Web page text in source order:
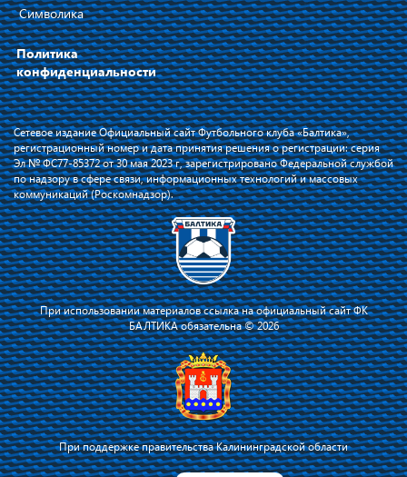
Символика
Политика
конфиденциальности
Сетевое издание Официальный сайт Футбольного клуба «Балтика»,
регистрационный номер и дата принятия решения о регистрации: серия
Эл № ФС77-85372 от 30 мая 2023 г, зарегистрировано Федеральной службой
по надзору в сфере связи, информационных технологий и массовых
коммуникаций (Роскомнадзор).
При использовании материалов ссылка на официальный сайт ФК
БАЛТИКА обязательна © 2026
При поддержке правительства Калининградской области